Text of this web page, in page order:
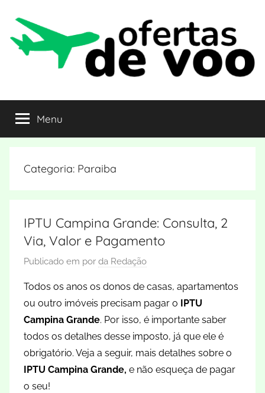
para
conteúdo
Ofertas
de
Voo
destino
pagando
Menu
Categoria: Paraiba
IPTU Campina Grande: Consulta, 2
Via, Valor e Pagamento
Publicado em por da Redação
Todos os anos os donos de casas, apartamentos
ou outro imóveis precisam pagar o IPTU
Campina Grande. Por isso, é importante saber
todos os detalhes desse imposto, já que ele é
obrigatório. Veja a seguir, mais detalhes sobre o
IPTU Campina Grande, e não esqueça de pagar
o seu!